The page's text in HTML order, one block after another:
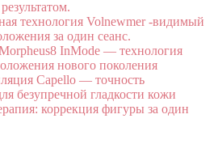
технология Volnewmer -видимый
за один сеанс.
InMode — технология
нового поколения
Capello — точность
безупречной гладкости кожи
коррекция фигуры за один